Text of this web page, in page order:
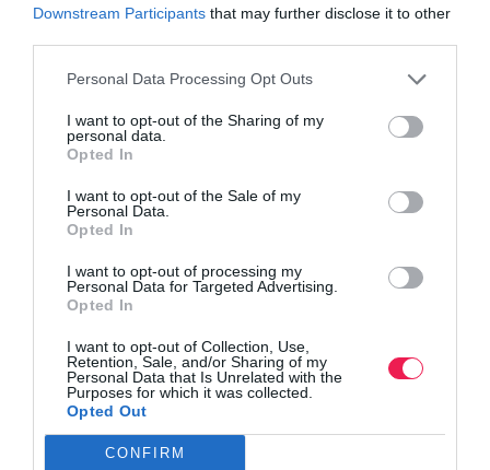
Downstream Participants that may further disclose it to other
Personal Data Processing Opt Outs
I want to opt-out of the Sharing of my
personal data.
Opted In
I want to opt-out of the Sale of my
Personal Data.
Opted In
I want to opt-out of processing my
Personal Data for Targeted Advertising.
Opted In
I want to opt-out of Collection, Use,
Retention, Sale, and/or Sharing of my
Personal Data that Is Unrelated with the
Purposes for which it was collected.
Opted Out
CONFIRM